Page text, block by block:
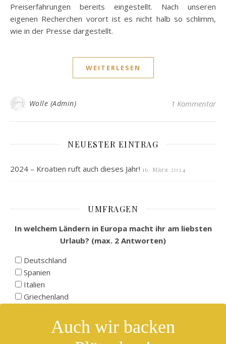
Preiserfahrungen bereits eingestellt. Nach unseren
eigenen Recherchen vorort ist es nicht halb so schlimm,
wie in der Presse dargestellt.
WEITERLESEN
Wolle (Admin) 1 Kommentar
NEUESTER EINTRAG
2024 – Kroatien ruft auch dieses Jahr! 16. März 2024
UMFRAGEN
In welchem Ländern in Europa macht ihr am liebsten
Urlaub? (max. 2 Antworten)
Deutschland
Spanien
Italien
Griechenland
Dänemark
NiederlandeAuch wir backen